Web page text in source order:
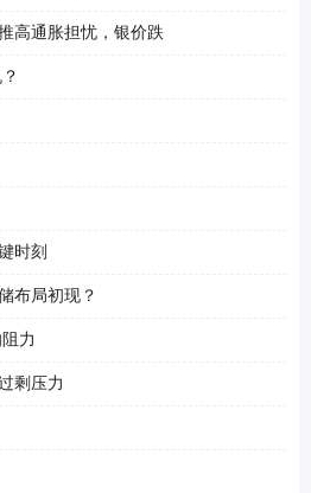
高通胀担忧，银价跌
时刻
布局初现？
力
剩压力